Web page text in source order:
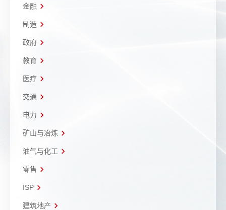
金融
制造
政府
教育
医疗
交通
电力
矿山与冶炼
油气与化工
零售
ISP
建筑地产